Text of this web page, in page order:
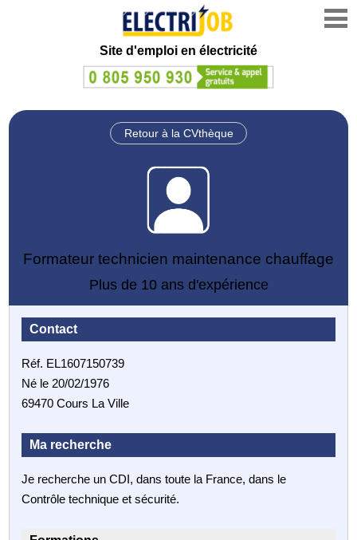
Site d'emploi en électricité
Retour à la CVthèque
Formateur technicien maintenance chauffage
Plus de 10 ans d'expérience
Contact
Réf. EL1607150739
Né le 20/02/1976
69470 Cours La Ville
Ma recherche
Je recherche un CDI, dans toute la France, dans le
Contrôle technique et sécurité.